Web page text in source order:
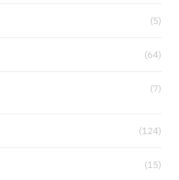
(5)
(64)
(7)
(124)
(15)